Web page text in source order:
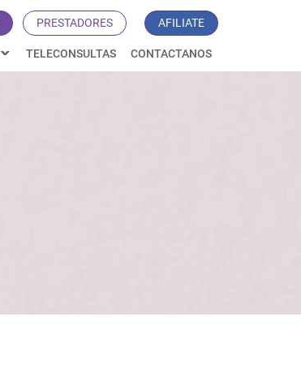
PRESTADORES AFILIATE
TELECONSULTAS CONTACTANOS